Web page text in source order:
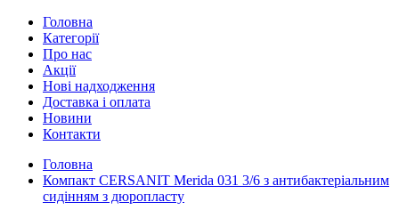
Головна
Категорії
Про нас
Акції
Нові надходження
Доставка і оплата
Новини
Контакти
Головна
Компакт CERSANIT Merida 031 3/6 з антибактеріальним
сидінням з дюропласту